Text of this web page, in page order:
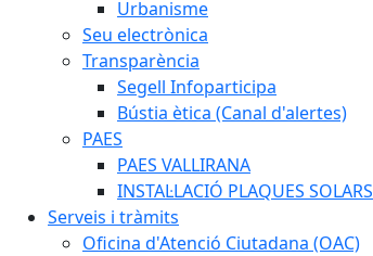
Urbanisme
Seu electrònica
Transparència
Segell Infoparticipa
Bústia ètica (Canal d'alertes)
PAES
PAES VALLIRANA
INSTAL·LACIÓ PLAQUES SOLARS
Serveis i tràmits
Oficina d'Atenció Ciutadana (OAC)